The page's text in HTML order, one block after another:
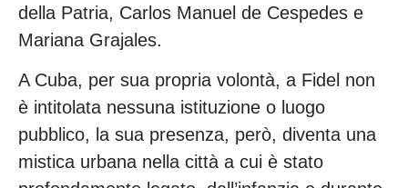
della Patria, Carlos Manuel de Cespedes e
Mariana Grajales.
A Cuba, per sua propria volontà, a Fidel non
è intitolata nessuna istituzione o luogo
pubblico, la sua presenza, però, diventa una
mistica urbana nella città a cui è stato